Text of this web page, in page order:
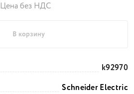
Цена без НДС
В корзину
k92970
Schneider Electric